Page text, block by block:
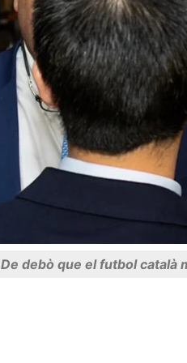
De debò que el futbol català